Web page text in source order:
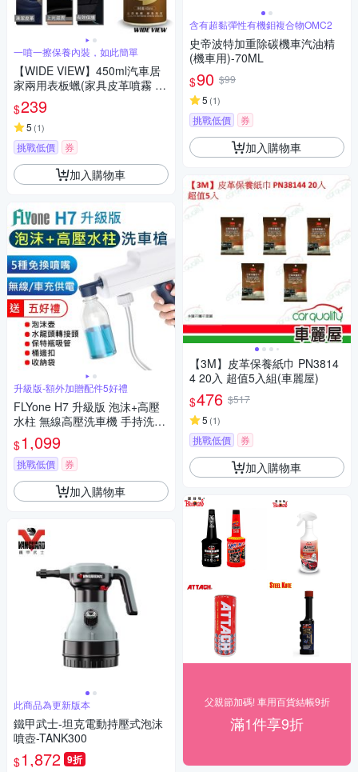
一噴一擦保養內裝，如此簡單
【WIDE VIEW】450ml汽車居
家兩用表板蠟(家具皮革噴霧 內
飾翻新鍍膜 座椅翻新劑 車用塑
料保養/VA8092)
$239
5 (1)
挑戰低價 券
加入購物車
升級版-額外加贈配件5好禮
FLYone H7 升級版 泡沫+高壓
水柱 無線高壓洗車機 手持洗車
槍 五種噴嘴 旋轉免替換 清洗機
澆花水槍
$1,099
挑戰低價 券
加入購物車
此商品為更新版本
鐵甲武士-坦克電動持壓式泡沫
噴壺-TANK300
$1,872 9折
含有超黏彈性有機鉬複合物OMC2
史帝波特加重除碳機車汽油精
(機車用)-70ML
$90 $99
5 (1)
挑戰低價 券
加入購物車
【3M】皮革保養紙巾 PN3814
4 20入 超值5入組(車麗屋)
$476 $517
5 (1)
挑戰低價 券
加入購物車
父親節加碼! 車用百貨結帳9折
滿1件享9折